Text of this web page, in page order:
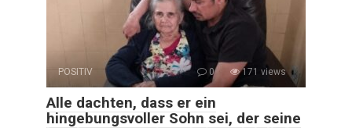
POSITIV 0 171 views
Alle dachten, dass er ein
hingebungsvoller Sohn sei, der seine